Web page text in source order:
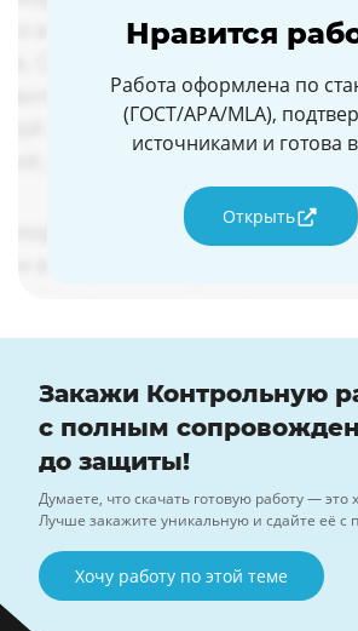
Нравится
Работа оформлена по
(ГОСТ/APA/MLA),
источниками и готова
Открыть
Закажи Контрольную
с полным
до защиты!
Думаете, что скачать готовую работу —
Лучше закажите уникальную и сдайте её с
Хочу работу по этой теме